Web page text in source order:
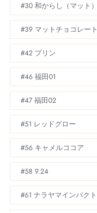
#30 和からし（マット）
#39 マットチョコレート
#42 プリン
#46 福田01
#47 福田02
#51 レッドグロー
#56 キャメルココア
#58 9.24
#61 ナラヤマインパクト